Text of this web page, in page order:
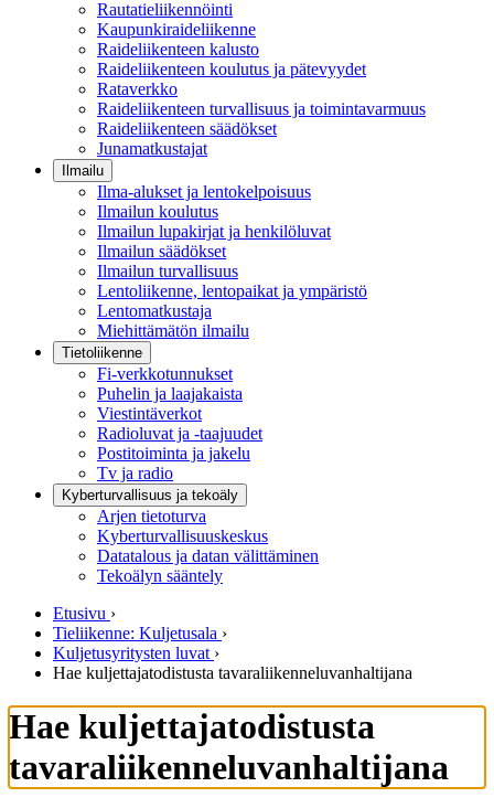
Rautatieliikennöinti
Kaupunkiraideliikenne
Raideliikenteen kalusto
Raideliikenteen koulutus ja pätevyydet
Rataverkko
Raideliikenteen turvallisuus ja toimintavarmuus
Raideliikenteen säädökset
Junamatkustajat
Ilmailu
Ilma-alukset ja lentokelpoisuus
Ilmailun koulutus
Ilmailun lupakirjat ja henkilöluvat
Ilmailun säädökset
Ilmailun turvallisuus
Lentoliikenne, lentopaikat ja ympäristö
Lentomatkustaja
Miehittämätön ilmailu
Tietoliikenne
Fi-verkkotunnukset
Puhelin ja laajakaista
Viestintäverkot
Radioluvat ja -taajuudet
Postitoiminta ja jakelu
Tv ja radio
Kyberturvallisuus ja tekoäly
Arjen tietoturva
Kyberturvallisuuskeskus
Datatalous ja datan välittäminen
Tekoälyn sääntely
Etusivu ›
Tieliikenne: Kuljetusala ›
Kuljetusyritysten luvat ›
Hae kuljettajatodistusta tavaraliikenneluvanhaltijana
Hae kuljettajatodistusta
tavaraliikenneluvanhaltijana